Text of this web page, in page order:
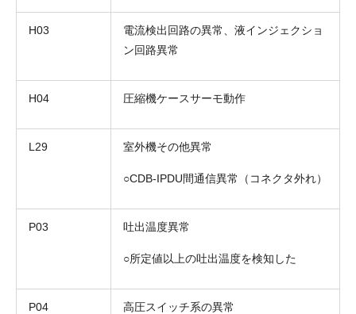
H03
電流検出回路の異常、液インジェクショ
ン回路異常
H04 圧縮機ケースサーモ動作
L29 室外機その他異常
○CDB-IPDU間通信異常（コネクタ外れ）
P03 吐出温度異常
○所定値以上の吐出温度を検知した
P04 高圧スイッチ系の異常
お名前
メールアドレス
機器お見積り依頼
ご相談
メッセージ